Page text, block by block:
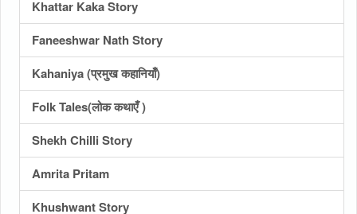
Khattar Kaka Story
Faneeshwar Nath Story
Kahaniya (प्रमुख कहानियाँ)
Folk Tales(लोक कथाएँ )
Shekh Chilli Story
Amrita Pritam
Khushwant Story